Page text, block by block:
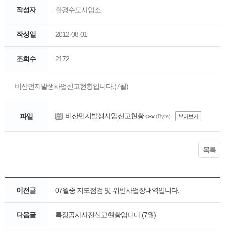
작성자 환경수도사업소
작성일 2012-08-01
조회수 2172
비산먼지발생사업신고현황입니다.(7월)
파일 비산먼지발생사업신고현황.csv (Byte) 뷰어보기
목록
이전글 07월중 지도점검 및 위반사업장내역입니다.
다음글 특정공사사전신고현황입니다.(7월)